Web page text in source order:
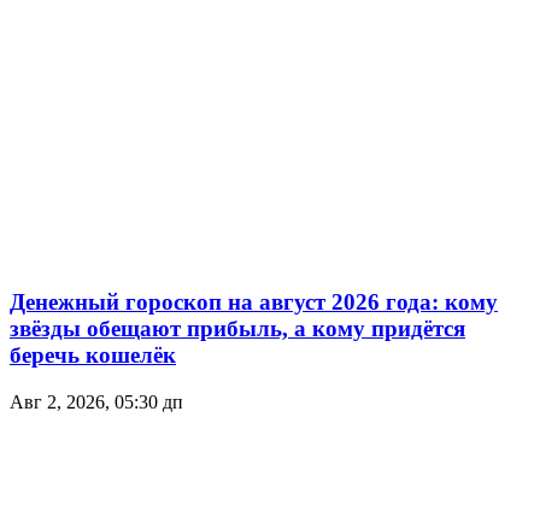
Денежный гороскоп на август 2026 года: кому
звёзды обещают прибыль, а кому придётся
беречь кошелёк
Авг 2, 2026, 05:30 дп